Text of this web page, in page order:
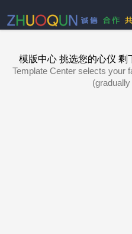
模版中心 挑选您的心仪 剩
Template Center selects your